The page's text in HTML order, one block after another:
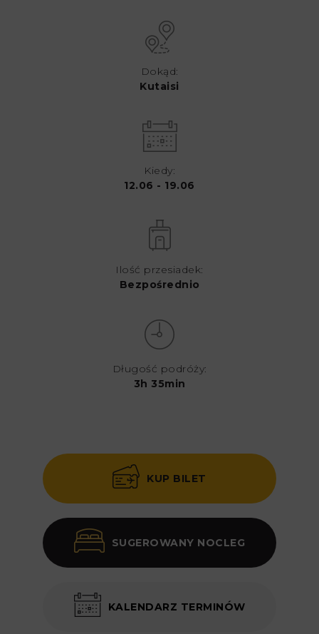
Dokąd:
Kutaisi
Kiedy:
12.06 - 19.06
Ilość przesiadek:
Bezpośrednio
Długość podróży:
3h 35min
KUP BILET
SUGEROWANY NOCLEG
KALENDARZ TERMINÓW